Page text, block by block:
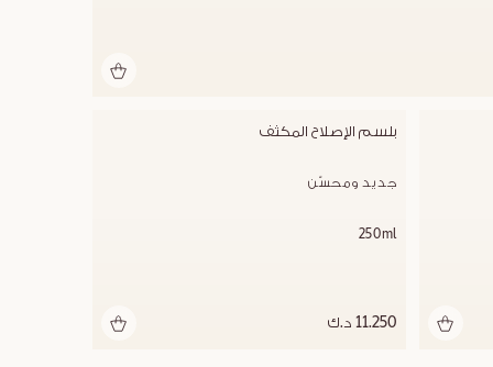
بلسم الإصلاح المكثف
جديد ومحسّن
250ml
11.250 د.ك